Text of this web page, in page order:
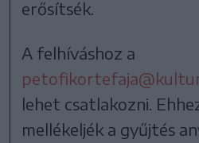
erősítsék.
A felhíváshoz a
lehet csatlakozni.
mellékeljék a gyűjtés